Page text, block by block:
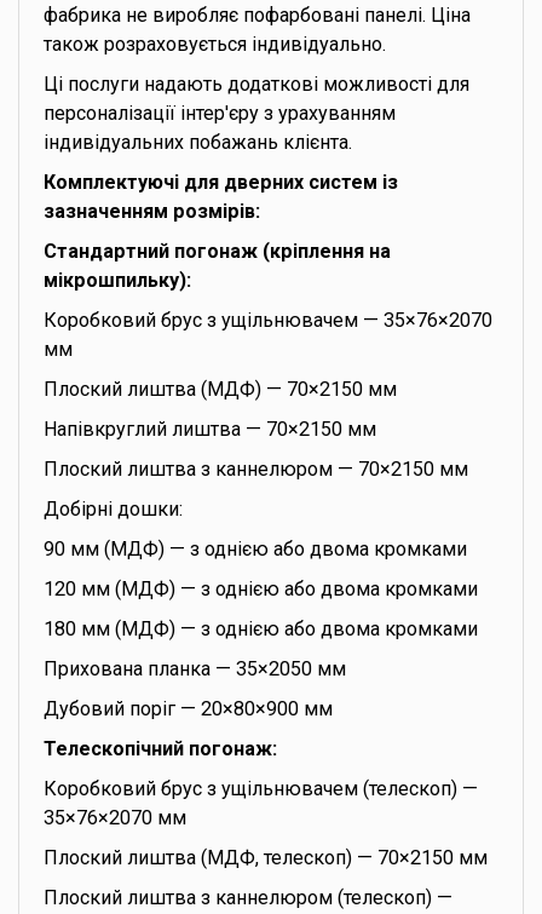
фабрика не виробляє пофарбовані панелі. Ціна
також розраховується індивідуально.
Ці послуги надають додаткові можливості для
персоналізації інтер'єру з урахуванням
індивідуальних побажань клієнта.
Комплектуючі для дверних систем із
зазначенням розмірів:
Стандартний погонаж (кріплення на
мікрошпильку):
Коробковий брус з ущільнювачем — 35×76×2070
мм
Плоский лиштва (МДФ) — 70×2150 мм
Напівкруглий лиштва — 70×2150 мм
Плоский лиштва з каннелюром — 70×2150 мм
Добірні дошки:
90 мм (МДФ) — з однією або двома кромками
120 мм (МДФ) — з однією або двома кромками
180 мм (МДФ) — з однією або двома кромками
Прихована планка — 35×2050 мм
Дубовий поріг — 20×80×900 мм
Телескопічний погонаж:
Коробковий брус з ущільнювачем (телескоп) —
35×76×2070 мм
Плоский лиштва (МДФ, телескоп) — 70×2150 мм
Плоский лиштва з каннелюром (телескоп) —